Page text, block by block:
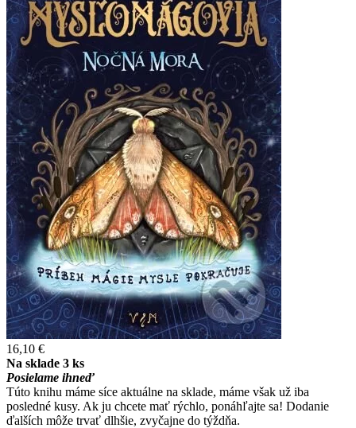
16,10 €
Na sklade 3 ks
Posielame ihneď
Túto knihu máme síce aktuálne na sklade, máme však už iba
posledné kusy. Ak ju chcete mať rýchlo, ponáhľajte sa! Dodanie
ďalších môže trvať dlhšie, zvyčajne do týždňa.